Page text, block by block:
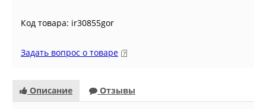
Код товара: ir30855gor
Задать вопрос о товаре
Описание Отзывы